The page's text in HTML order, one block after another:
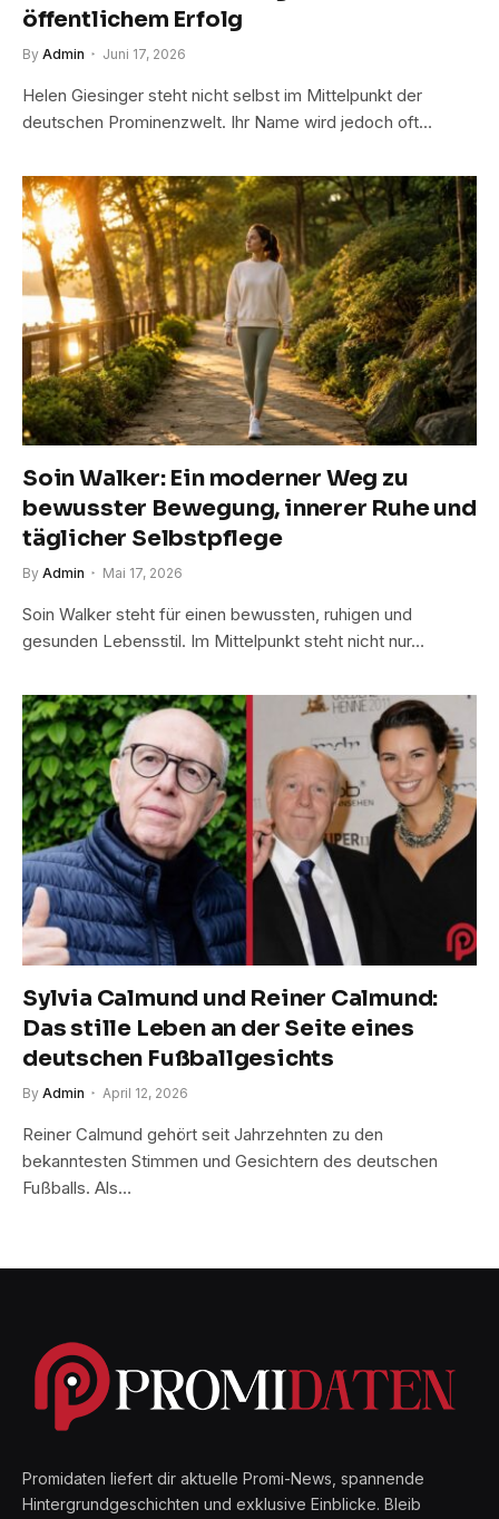
öffentlichem Erfolg
By Admin Juni 17, 2026
Helen Giesinger steht nicht selbst im Mittelpunkt der
deutschen Prominenzwelt. Ihr Name wird jedoch oft…
Soin Walker: Ein moderner Weg zu
bewusster Bewegung, innerer Ruhe und
täglicher Selbstpflege
By Admin Mai 17, 2026
Soin Walker steht für einen bewussten, ruhigen und
gesunden Lebensstil. Im Mittelpunkt steht nicht nur…
Sylvia Calmund und Reiner Calmund:
Das stille Leben an der Seite eines
deutschen Fußballgesichts
By Admin April 12, 2026
Reiner Calmund gehört seit Jahrzehnten zu den
bekanntesten Stimmen und Gesichtern des deutschen
Fußballs. Als…
Promidaten liefert dir aktuelle Promi-News, spannende
Hintergrundgeschichten und exklusive Einblicke. Bleib